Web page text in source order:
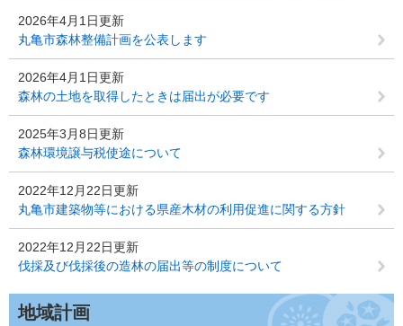
2026年4月1日更新
丸亀市森林整備計画を公表します
2026年4月1日更新
森林の土地を取得したときは届出が必要です
2025年3月8日更新
森林環境譲与税使途について
2022年12月22日更新
丸亀市建築物等における県産木材の利用促進に関する方針
2022年12月22日更新
伐採及び伐採後の造林の届出等の制度について
地域計画